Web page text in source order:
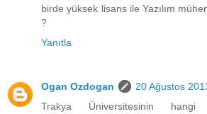
birde yüksek lisans ile Yazılım
?
Yanıtla
Ogan Ozdogan
20 Ağustos
Trakya Üniversitesinin hangi